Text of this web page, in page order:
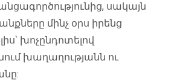
սակայն
մինչ օրս իրենց
խոչընդոտելով
խաղաղությանն ու